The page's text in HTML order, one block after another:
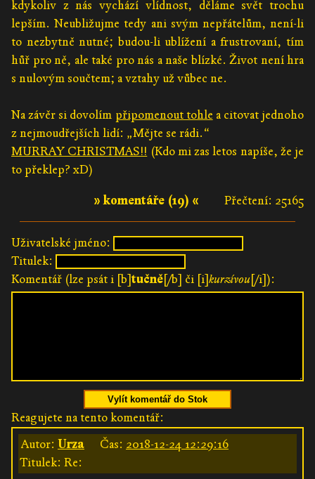
kdykoliv z nás vychází vlídnost, děláme svět trochu
lepším. Neubližujme tedy ani svým nepřátelům, není-li
to nezbytně nutné; budou-li ublížení a frustrovaní, tím
hůř pro ně, ale také pro nás a naše blízké. Život není hra
s nulovým součtem; a vztahy už vůbec ne.
Na závěr si dovolím připomenout tohle a citovat jednoho
z nejmoudřejších lidí: „Mějte se rádi.“
MURRAY CHRISTMAS!! (Kdo mi zas letos napíše, že je
to překlep? xD)
Přečtení: 25165
» komentáře (19) «
Uživatelské jméno:
Titulek:
Komentář (lze psát i [b]tučně[/b] či [i]kurzívou[/i]):
Vylít komentář do Stok
Reagujete na tento komentář:
Autor: Urza Čas: 2018-12-24 12:29:16
Titulek: Re: